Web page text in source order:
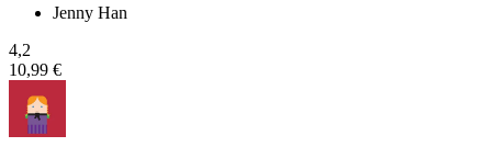
Jenny Han
4,2
10,99 €